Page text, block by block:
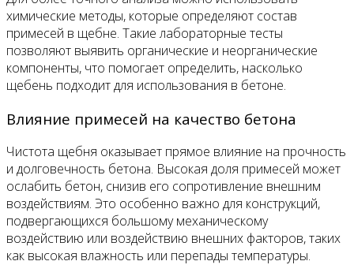
химические методы, которые определяют состав
примесей в щебне. Такие лабораторные тесты
позволяют выявить органические и неорганические
компоненты, что помогает определить, насколько
щебень подходит для использования в бетоне.
Влияние примесей на качество бетона
Чистота щебня оказывает прямое влияние на прочность
и долговечность бетона. Высокая доля примесей может
ослабить бетон, снизив его сопротивление внешним
воздействиям. Это особенно важно для конструкций,
подвергающихся большому механическому
воздействию или воздействию внешних факторов, таких
как высокая влажность или перепады температуры.